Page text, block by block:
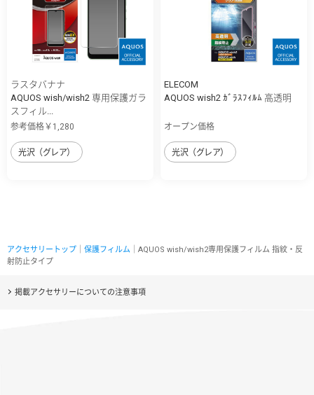
ラスタバナナ
AQUOS wish/wish2 専用保護ガラ
スフィル...
参考価格￥1,280
光沢（グレア）
ELECOM
AQUOS wish2 ｶﾞﾗｽﾌｨﾙﾑ 高透明
オープン価格
光沢（グレア）
アクセサリートップ 保護フィルム ｜AQUOS wish/wish2専用保護フィルム 指紋・反
射防止タイプ
掲載アクセサリーについての注意事項